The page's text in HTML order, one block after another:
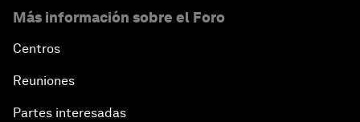
Más información sobre el Foro
Centros
Reuniones
Partes interesadas